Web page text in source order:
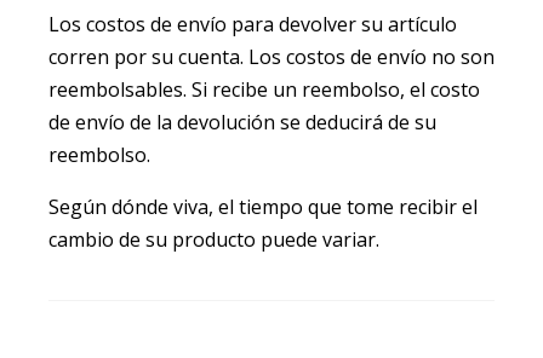
Los costos de envío para devolver su artículo
corren por su cuenta. Los costos de envío no son
reembolsables. Si recibe un reembolso, el costo
de envío de la devolución se deducirá de su
reembolso.
Según dónde viva, el tiempo que tome recibir el
cambio de su producto puede variar.